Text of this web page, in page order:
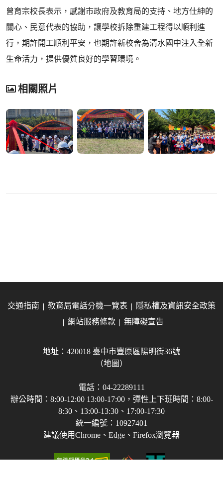
曾育宗校長表示，感謝市政府及教育局的支持、地方仕紳的
關心、民意代表的協助，讓學校拆除重建工程得以順利進
行，期許開工順利平安，也期許新校舍為清水國中注入全新
生命活力，提供優質良好的學習環境。
相關照片
交通指南 教育局電話分機一覽表
隱私權及資訊安全政策
網站服務條款
無障礙宣告
地址：420018 臺中市豐原區陽明街36號
（地圖）
電話：04-22289111
辦公時間：8:00-12:00 13:00-17:00，彈性上下班時間：8:00-
8:30、13:00-13:30、17:00-17:30
統一編號：10927401
建議使用Chrome、Edge、Firefox瀏覽器